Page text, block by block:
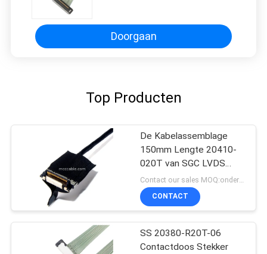
Doorgaan
Top Producten
De Kabelassemblage
150mm Lengte 20410-
020T van SGC LVDS
voor LCD het Scherm
CONTACT
SS 20380-R20T-06
Contactdoos Stekker